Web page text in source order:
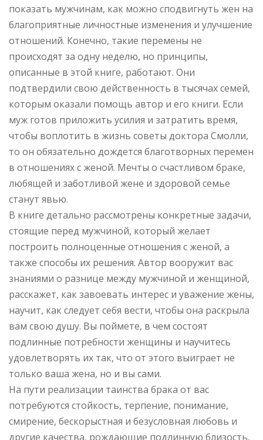
показать мужчинам, как можно сподвигнуть жен на
благоприятные личностные изменения и улучшение
отношений. Конечно, такие перемены не
происходят за одну неделю, но принципы,
описанные в этой книге, работают. Они
подтвердили свою действенность в тысячах семей,
которым оказали помощь автор и его книги. Если
муж готов приложить усилия и затратить время,
чтобы воплотить в жизнь советы доктора Смолли,
то он обязательно дождется благотворных перемен
в отношениях с женой. Мечты о счастливом браке,
любящей и заботливой жене и здоровой семье
станут явью.
В книге детально рассмотрены конкретные задачи,
стоящие перед мужчиной, который желает
построить полноценные отношения с женой, а
также способы их решения. Автор вооружит вас
знаниями о разнице между мужчиной и женщиной,
расскажет, как завоевать интерес и уважение жены,
научит, как следует себя вести, чтобы она раскрыла
вам свою душу. Вы поймете, в чем состоят
подлинные потребности женщины и научитесь
удовлетворять их так, что от этого выиграет не
только ваша жена, но и вы сами.
На пути реализации таинства брака от вас
потребуются стойкость, терпение, понимание,
смирение, бескорыстная и безусловная любовь и
другие качества, рождающие подлинную близость,